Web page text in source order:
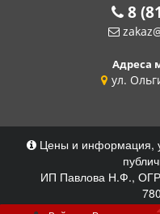
8
Адреса
ул.
Цены и информация,
ИП Павлова Н.Ф.,